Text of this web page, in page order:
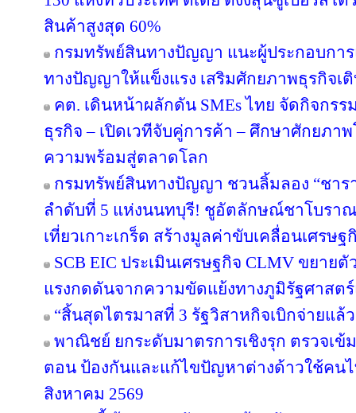
สินค้าสูงสุด 60%
กรมทรัพย์สินทางปัญญา แนะผู้ประกอบกา
ทางปัญญาให้แข็งแรง เสริมศักยภาพธุรกิจเ
คต. เดินหน้าผลักดัน SMEs ไทย จัดกิจกรร
ธุรกิจ – เปิดเวทีจับคู่การค้า – ศึกษาศักยภา
ความพร้อมสู่ตลาดโลก
กรมทรัพย์สินทางปัญญา ชวนลิ้มลอง “ชารา
ลำดับที่ 5 แห่งนนทบุรี! ชูอัตลักษณ์ชาโบรา
เที่ยวเกาะเกร็ด สร้างมูลค่าขับเคลื่อนเศรษ
SCB EIC ประเมินเศรษฐกิจ CLMV ขยาย
แรงกดดันจากความขัดแย้งทางภูมิรัฐศาสต
“สิ้นสุดไตรมาสที่ 3 รัฐวิสาหกิจเบิกจ่ายแล้
พาณิชย์ ยกระดับมาตรการเชิงรุก ตรวจเ
ตอน ป้องกันและแก้ไขปัญหาต่างด้าวใช้คนไ
สิงหาคม 2569